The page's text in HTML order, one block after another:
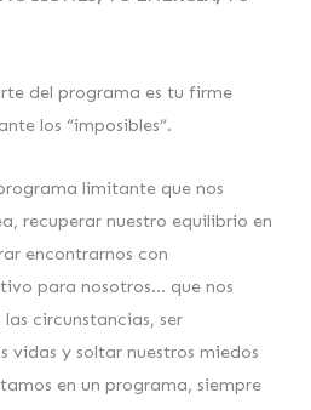
del programa es tu firme
los “imposibles”.
limitante que nos
recuperar nuestro equilibrio en
encontrarnos con
para nosotros… que nos
circunstancias, ser
vidas y soltar nuestros miedos
en un programa, siempre